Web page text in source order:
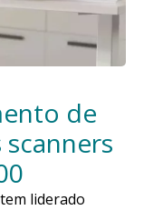
de
liderado